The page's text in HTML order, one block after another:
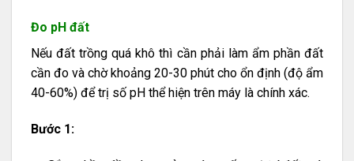
Đo pH đất
Nếu đất trồng quá khô thì cần phải làm ẩm phần đất
cần đo và chờ khoảng 20-30 phút cho ổn định (độ ẩm
40-60%) để trị số pH thể hiện trên máy là chính xác.
Bước 1: